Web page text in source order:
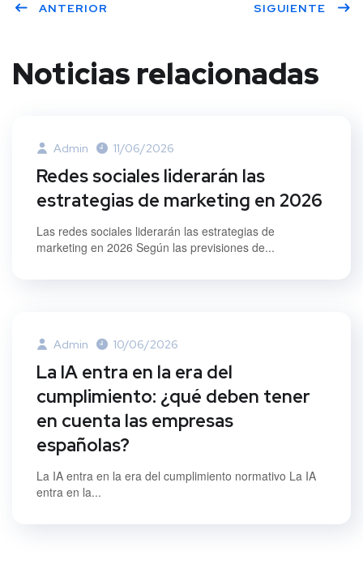
er book dIn
ANTERIOR SIGUIENTE
Noticias relacionadas
Admin 11/06/2026
Redes sociales liderarán las
estrategias de marketing en 2026
Las redes sociales liderarán las estrategias de
marketing en 2026 Según las previsiones de...
Admin 10/06/2026
La IA entra en la era del
cumplimiento: ¿qué deben tener
en cuenta las empresas
españolas?
La IA entra en la era del cumplimiento normativo La IA
entra en la...